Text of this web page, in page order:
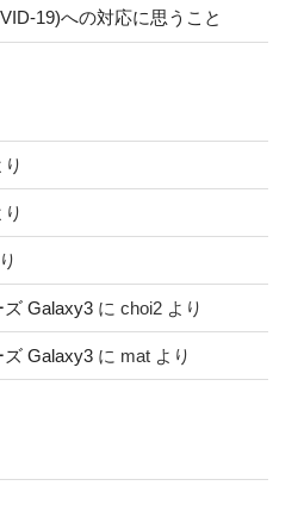
19)への対応に思うこと
り
り
ズ Galaxy3 に choi2 より
ズ Galaxy3 に mat より